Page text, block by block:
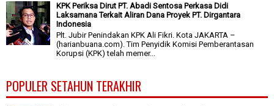
KPK Periksa Dirut PT. Abadi Sentosa Perkasa Didi
Laksamana Terkait Aliran Dana Proyek PT. Dirgantara
Indonesia
Plt. Jubir Penindakan KPK Ali Fikri. Kota JAKARTA –
(harianbuana.com). Tim Penyidik Komisi Pemberantasan
Korupsi (KPK) telah memer...
POPULER SETAHUN TERAKHIR